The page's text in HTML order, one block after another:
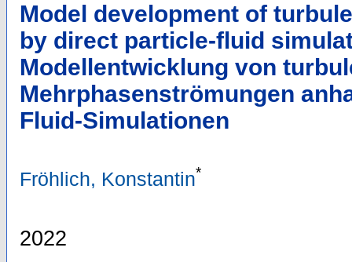
Model development of
by direct particle-fluid
Modellentwicklung von
Mehrphasenströmungen
Fluid-Simulationen
Fröhlich, Konstantin*
2022